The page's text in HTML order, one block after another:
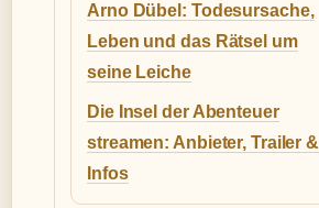
Arno Dübel: Todesursache,
Leben und das Rätsel um
seine Leiche
Die Insel der Abenteuer
streamen: Anbieter, Trailer &
Infos